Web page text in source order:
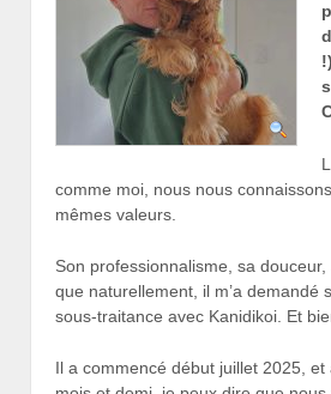
comme moi, nous nous
mêmes valeurs.
Son professionnalisme, sa
que naturellement, il m’a demandé
sous-traitance avec Kanidikoi. Et
Il a commencé début juillet 2025, et